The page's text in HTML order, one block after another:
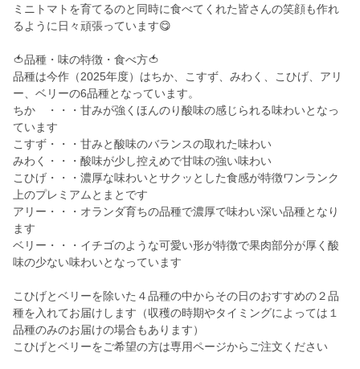
ミニトマトを育てるのと同時に食べてくれた皆さんの笑顔も作れ
るように日々頑張っています😋
🍅品種・味の特徴・食べ方🍅
品種は今作（2025年度）はちか、こすず、みわく、こひげ、アリ
ー、ベリーの6品種となっています。
ちか ・・・甘みが強くほんのり酸味の感じられる味わいとなっ
ています
こすず・・・甘みと酸味のバランスの取れた味わい
みわく・・・酸味が少し控えめで甘味の強い味わい
こひげ・・・濃厚な味わいとサクッとした食感が特徴ワンランク
上のプレミアムとまとです
アリー・・・オランダ育ちの品種で濃厚で味わい深い品種となり
ます
ベリー・・・イチゴのような可愛い形が特徴で果肉部分が厚く酸
味の少ない味わいとなっています
こひげとベリーを除いた４品種の中からその日のおすすめの２品
種を入れてお届けします（収穫の時期やタイミングによっては１
品種のみのお届けの場合もあります）
こひげとベリーをご希望の方は専用ページからご注文ください